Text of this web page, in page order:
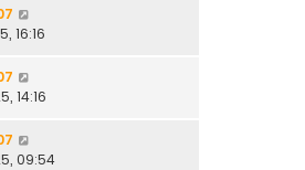
16:16
14:16
09:54